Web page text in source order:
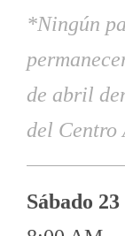
*Ningún
de abril
del Centro
Sábado